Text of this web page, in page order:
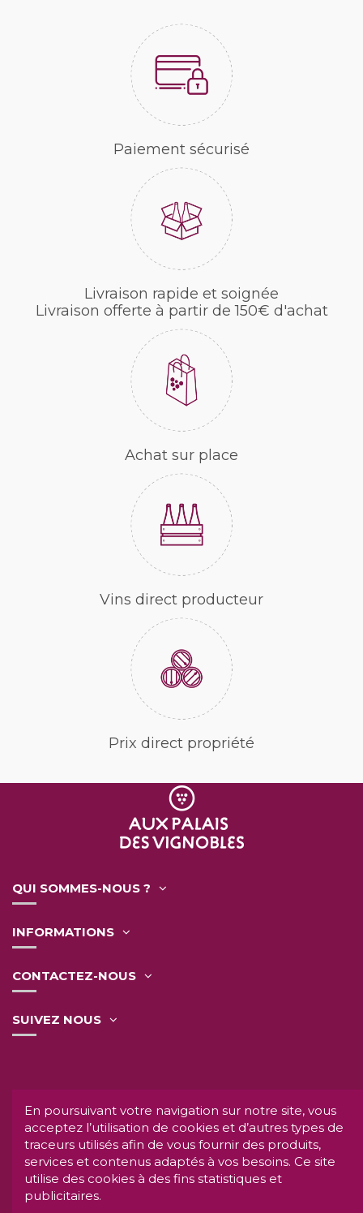
Paiement sécurisé
Livraison rapide et soignée
Livraison offerte à partir de 150€ d'achat
Achat sur place
Vins direct producteur
Prix direct propriété
QUI SOMMES-NOUS ?
INFORMATIONS
CONTACTEZ-NOUS
SUIVEZ NOUS
consommer avec modération.
INTERDICTION DE VENTE DE BOISSONS AUX
MINEURS DE MOINS DE 18 ANS.
La preuve de la majorité de l'acheteur est exigée au
moment de la vente en ligne.CODE DE LA SANTÉ
PUBLIQUE ART.
En poursuivant votre navigation sur notre site, vous
acceptez l’utilisation de cookies et d’autres types de
traceurs utilisés afin de vous fournir des produits,
services et contenus adaptés à vos besoins. Ce site
utilise des cookies à des fins statistiques et
publicitaires.